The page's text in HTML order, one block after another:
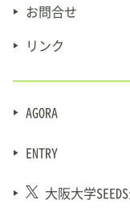
お問合せ
リンク
AGORA
ENTRY
大阪大学